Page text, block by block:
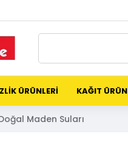
ÜRÜNLERİ KAĞIT
Maden Suları